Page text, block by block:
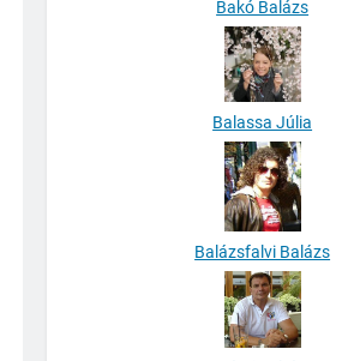
Bakó Balázs
Balassa Júlia
Balázsfalvi Balázs